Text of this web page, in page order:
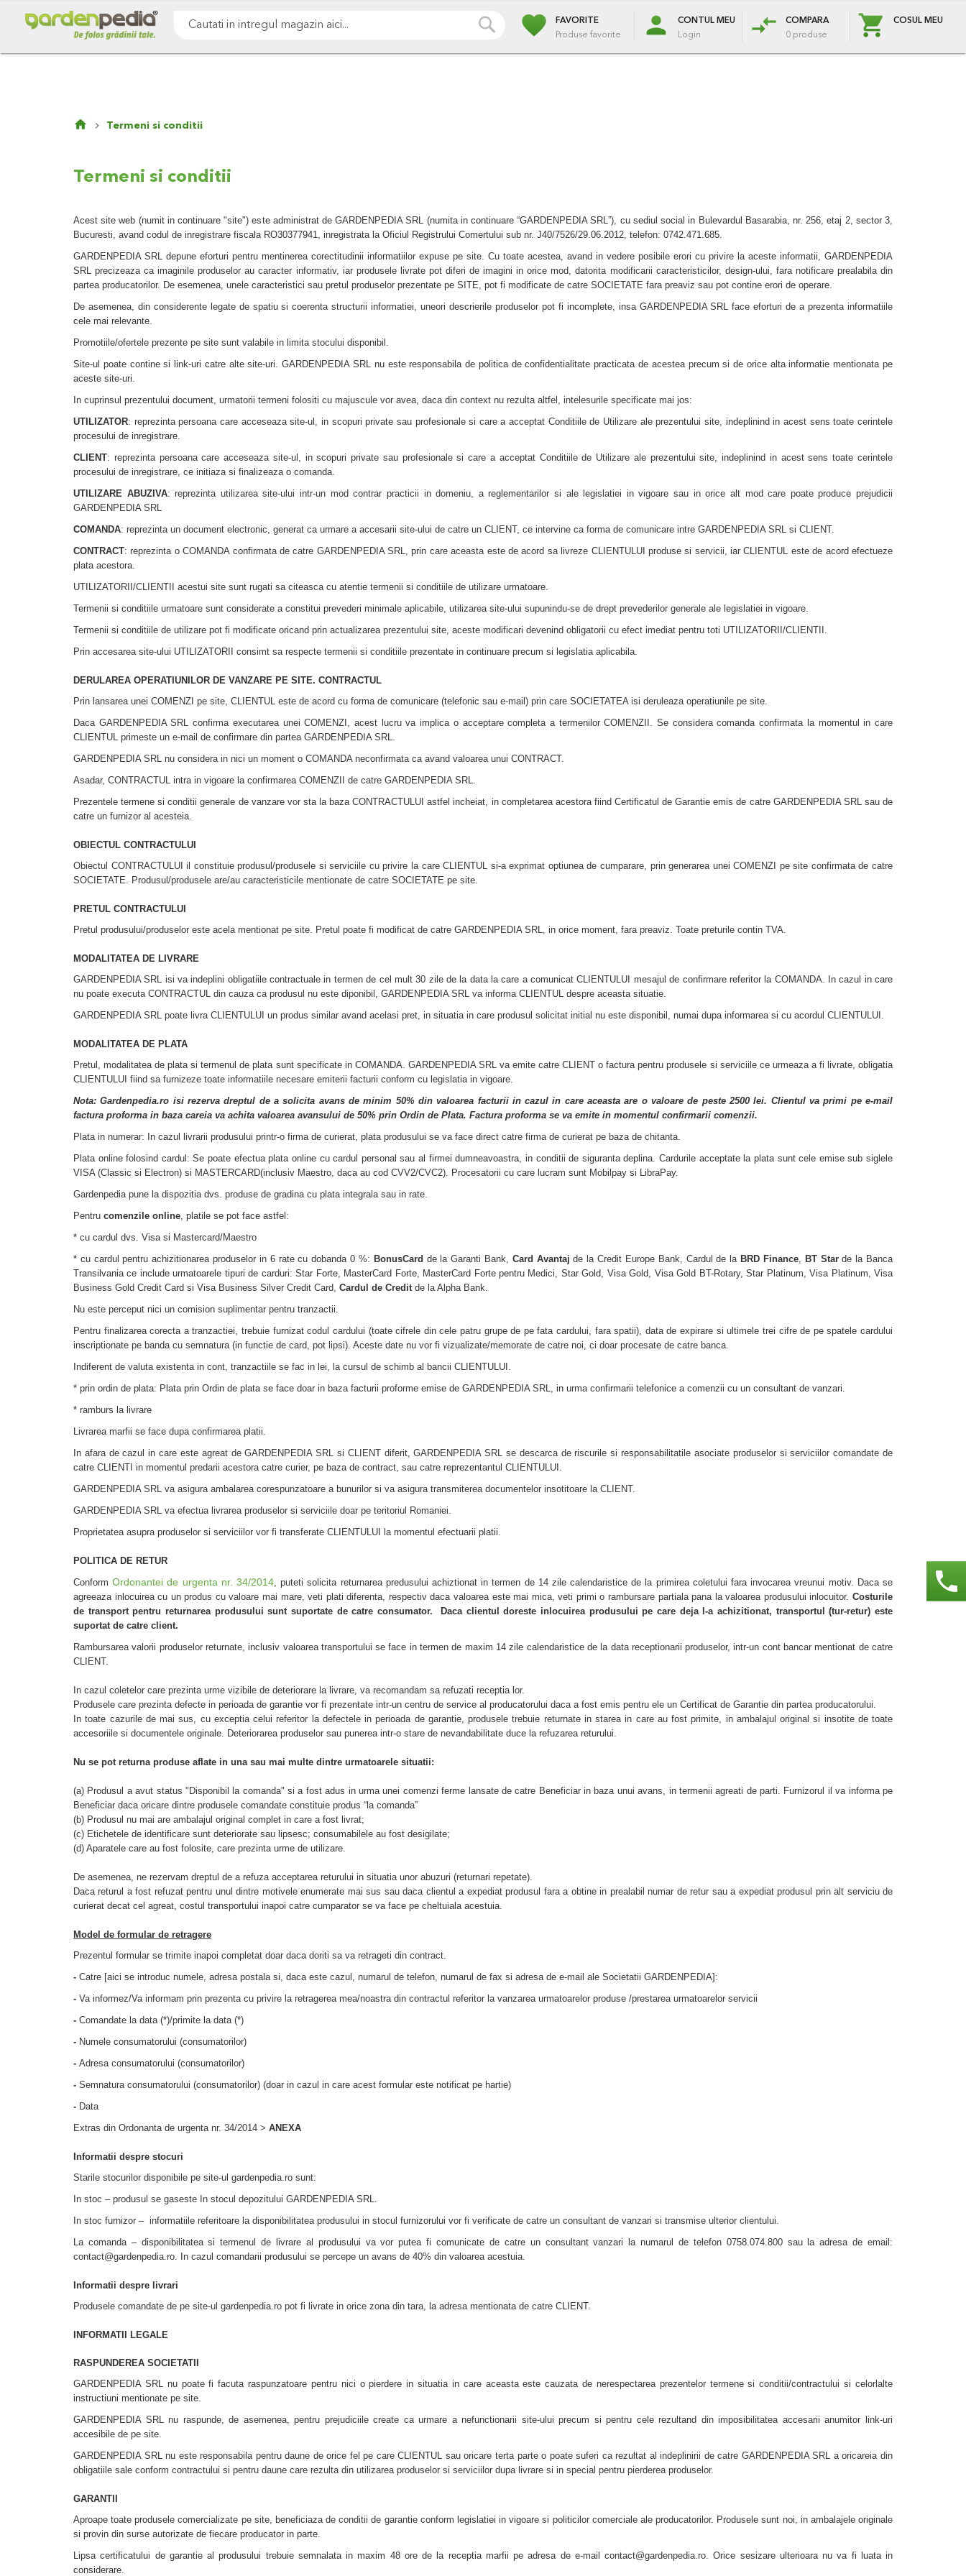
la
CAUTAfavorite
FAVORITE
Produse favorite
person
CONTUL MEU
Login
compare_arrows
COMPARA
0 produse
COSUL MEU
Cultivare sol Gazon & iarba Pomi & arbusti Iazuri Pulverizare Protectie plante Flori & plante Zapada
Termeni si conditii
Termeni si conditii
Acest site web (numit in continuare "site") este administrat de GARDENPEDIA SRL (numita in continuare “GARDENPEDIA SRL”), cu sediul social in Bulevardul Basarabia, nr. 256, etaj 2, sector 3,
Bucuresti, avand codul de inregistrare fiscala RO30377941, inregistrata la Oficiul Registrului Comertului sub nr. J40/7526/29.06.2012, telefon: 0742.471.685.
GARDENPEDIA SRL depune eforturi pentru mentinerea corectitudinii informatiilor expuse pe site. Cu toate acestea, avand in vedere posibile erori cu privire la aceste informatii, GARDENPEDIA
SRL precizeaza ca imaginile produselor au caracter informativ, iar produsele livrate pot diferi de imagini in orice mod, datorita modificarii caracteristicilor, design-ului, fara notificare prealabila din
partea producatorilor. De esemenea, unele caracteristici sau pretul produselor prezentate pe SITE, pot fi modificate de catre SOCIETATE fara preaviz sau pot contine erori de operare.
De asemenea, din considerente legate de spatiu si coerenta structurii informatiei, uneori descrierile produselor pot fi incomplete, insa GARDENPEDIA SRL face eforturi de a prezenta informatiile
cele mai relevante.
Promotiile/ofertele prezente pe site sunt valabile in limita stocului disponibil.
Site-ul poate contine si link-uri catre alte site-uri. GARDENPEDIA SRL nu este responsabila de politica de confidentialitate practicata de acestea precum si de orice alta informatie mentionata pe
aceste site-uri.
In cuprinsul prezentului document, urmatorii termeni folositi cu majuscule vor avea, daca din context nu rezulta altfel, intelesurile specificate mai jos:
UTILIZATOR: reprezinta persoana care acceseaza site-ul, in scopuri private sau profesionale si care a acceptat Conditiile de Utilizare ale prezentului site, indeplinind in acest sens toate cerintele
procesului de inregistrare.
CLIENT: reprezinta persoana care acceseaza site-ul, in scopuri private sau profesionale si care a acceptat Conditiile de Utilizare ale prezentului site, indeplinind in acest sens toate cerintele
procesului de inregistrare, ce initiaza si finalizeaza o comanda.
UTILIZARE ABUZIVA: reprezinta utilizarea site-ului intr-un mod contrar practicii in domeniu, a reglementarilor si ale legislatiei in vigoare sau in orice alt mod care poate produce prejudicii
GARDENPEDIA SRL
COMANDA: reprezinta un document electronic, generat ca urmare a accesarii site-ului de catre un CLIENT, ce intervine ca forma de comunicare intre GARDENPEDIA SRL si CLIENT.
CONTRACT: reprezinta o COMANDA confirmata de catre GARDENPEDIA SRL, prin care aceasta este de acord sa livreze CLIENTULUI produse si servicii, iar CLIENTUL este de acord efectueze
plata acestora.
UTILIZATORII/CLIENTII acestui site sunt rugati sa citeasca cu atentie termenii si conditiile de utilizare urmatoare.
Termenii si conditiile urmatoare sunt considerate a constitui prevederi minimale aplicabile, utilizarea site-ului supunindu-se de drept prevederilor generale ale legislatiei in vigoare.
Termenii si conditiile de utilizare pot fi modificate oricand prin actualizarea prezentului site, aceste modificari devenind obligatorii cu efect imediat pentru toti UTILIZATORII/CLIENTII.
Prin accesarea site-ului UTILIZATORII consimt sa respecte termenii si conditiile prezentate in continuare precum si legislatia aplicabila.
DERULAREA OPERATIUNILOR DE VANZARE PE SITE. CONTRACTUL
Prin lansarea unei COMENZI pe site, CLIENTUL este de acord cu forma de comunicare (telefonic sau e-mail) prin care SOCIETATEA isi deruleaza operatiunile pe site.
Daca GARDENPEDIA SRL confirma executarea unei COMENZI, acest lucru va implica o acceptare completa a termenilor COMENZII. Se considera comanda confirmata la momentul in care
CLIENTUL primeste un e-mail de confirmare din partea GARDENPEDIA SRL.
GARDENPEDIA SRL nu considera in nici un moment o COMANDA neconfirmata ca avand valoarea unui CONTRACT.
Asadar, CONTRACTUL intra in vigoare la confirmarea COMENZII de catre GARDENPEDIA SRL.
Prezentele termene si conditii generale de vanzare vor sta la baza CONTRACTULUI astfel incheiat, in completarea acestora fiind Certificatul de Garantie emis de catre GARDENPEDIA SRL sau de
catre un furnizor al acesteia.
OBIECTUL CONTRACTULUI
Obiectul CONTRACTULUI il constituie produsul/produsele si serviciile cu privire la care CLIENTUL si-a exprimat optiunea de cumparare, prin generarea unei COMENZI pe site confirmata de catre
SOCIETATE. Produsul/produsele are/au caracteristicile mentionate de catre SOCIETATE pe site.
PRETUL CONTRACTULUI
Pretul produsului/produselor este acela mentionat pe site. Pretul poate fi modificat de catre GARDENPEDIA SRL, in orice moment, fara preaviz. Toate preturile contin TVA.
MODALITATEA DE LIVRARE
GARDENPEDIA SRL isi va indeplini obligatiile contractuale in termen de cel mult 30 zile de la data la care a comunicat CLIENTULUI mesajul de confirmare referitor la COMANDA. In cazul in care
nu poate executa CONTRACTUL din cauza ca produsul nu este diponibil, GARDENPEDIA SRL va informa CLIENTUL despre aceasta situatie.
GARDENPEDIA SRL poate livra CLIENTULUI un produs similar avand acelasi pret, in situatia in care produsul solicitat initial nu este disponibil, numai dupa informarea si cu acordul CLIENTULUI.
MODALITATEA DE PLATA
Pretul, modalitatea de plata si termenul de plata sunt specificate in COMANDA. GARDENPEDIA SRL va emite catre CLIENT o factura pentru produsele si serviciile ce urmeaza a fi livrate, obligatia
CLIENTULUI fiind sa furnizeze toate informatiile necesare emiterii facturii conform cu legislatia in vigoare.
Nota: Gardenpedia.ro isi rezerva dreptul de a solicita avans de minim 50% din valoarea facturii in cazul in care aceasta are o valoare de peste 2500 lei. Clientul va primi pe e-mail
factura proforma in baza careia va achita valoarea avansului de 50% prin Ordin de Plata. Factura proforma se va emite in momentul confirmarii comenzii.
Plata in numerar: In cazul livrarii produsului printr-o firma de curierat, plata produsului se va face direct catre firma de curierat pe baza de chitanta.
Plata online folosind cardul: Se poate efectua plata online cu cardul personal sau al firmei dumneavoastra, in conditii de siguranta deplina. Cardurile acceptate la plata sunt cele emise sub siglele
VISA (Classic si Electron) si MASTERCARD(inclusiv Maestro, daca au cod CVV2/CVC2). Procesatorii cu care lucram sunt Mobilpay si LibraPay.
Gardenpedia pune la dispozitia dvs. produse de gradina cu plata integrala sau in rate.
Pentru comenzile online, platile se pot face astfel:
* cu cardul dvs. Visa si Mastercard/Maestro
* cu cardul pentru achizitionarea produselor in 6 rate cu dobanda 0 %: BonusCard de la Garanti Bank, Card Avantaj de la Credit Europe Bank, Cardul de la BRD Finance, BT Starde la Banca
Transilvania ce include urmatoarele tipuri de carduri: Star Forte, MasterCard Forte, MasterCard Forte pentru Medici, Star Gold, Visa Gold, Visa Gold BT-Rotary, Star Platinum, Visa Platinum, Visa
Business Gold Credit Card si Visa Business Silver Credit Card, Cardul de Creditde la Alpha Bank.
Nu este perceput nici un comision suplimentar pentru tranzactii.
Pentru finalizarea corecta a tranzactiei, trebuie furnizat codul cardului (toate cifrele din cele patru grupe de pe fata cardului, fara spatii), data de expirare si ultimele trei cifre de pe spatele cardului
inscriptionate pe banda cu semnatura (in functie de card, pot lipsi). Aceste date nu vor fi vizualizate/memorate de catre noi, ci doar procesate de catre banca.
Indiferent de valuta existenta in cont, tranzactiile se fac in lei, la cursul de schimb al bancii CLIENTULUI.
* prin ordin de plata: Plata prin Ordin de plata se face doar in baza facturii proforme emise de GARDENPEDIA SRL, in urma confirmarii telefonice a comenzii cu un consultant de vanzari.
* ramburs la livrare
Livrarea marfii se face dupa confirmarea platii.
In afara de cazul in care este agreat de GARDENPEDIA SRL si CLIENT diferit, GARDENPEDIA SRL se descarca de riscurile si responsabilitatile asociate produselor si serviciilor comandate de
catre CLIENTI in momentul predarii acestora catre curier, pe baza de contract, sau catre reprezentantul CLIENTULUI.
GARDENPEDIA SRL va asigura ambalarea corespunzatoare a bunurilor si va asigura transmiterea documentelor insotitoare la CLIENT.
GARDENPEDIA SRL va efectua livrarea produselor si serviciile doar pe teritoriul Romaniei.
Proprietatea asupra produselor si serviciilor vor fi transferate CLIENTULUI la momentul efectuarii platii.
POLITICA DE RETUR
ConformOrdonantei de urgenta nr. 34/2014, puteti solicita returnarea predusului achiztionat in termen de 14 zile calendaristice de la primirea coletului fara invocarea vreunui motiv. Daca se
agreeaza inlocuirea cu un produs cu valoare mai mare, veti plati diferenta, respectiv daca valoarea este mai mica, veti primi o rambursare partiala pana la valoarea produsului inlocuitor. Costurile
de transport pentru returnarea produsului sunt suportate de catre consumator. Daca clientul doreste inlocuirea produsului pe care deja l-a achizitionat, transportul (tur-retur) este
suportat de catre client.
Rambursarea valorii produselor returnate, inclusiv valoarea transportului se face in termen de maxim 14 zile calendaristice de la data receptionarii produselor, intr-un cont bancar mentionat de catre
CLIENT.
In cazul coletelor care prezinta urme vizibile de deteriorare la livrare, va recomandam sa refuzati receptia lor.
Produsele care prezinta defecte in perioada de garantie vor fi prezentate intr-un centru de service al producatorului daca a fost emis pentru ele un Certificat de Garantie din partea producatorului.
In toate cazurile de mai sus, cu exceptia celui referitor la defectele in perioada de garantie, produsele trebuie returnate in starea in care au fost primite, in ambalajul original si insotite de toate
accesoriile si documentele originale. Deteriorarea produselor sau punerea intr-o stare de nevandabilitate duce la refuzarea returului.
Nu se pot returna produse aflate in una sau mai multe dintre urmatoarele situatii:
(a) Produsul a avut status "Disponibil la comanda" si a fost adus in urma unei comenzi ferme lansate de catre Beneficiar in baza unui avans, in termenii agreati de parti. Furnizorul il va informa pe
Beneficiar daca oricare dintre produsele comandate constituie produs “la comanda”
(b) Produsul nu mai are ambalajul original complet in care a fost livrat;
(c) Etichetele de identificare sunt deteriorate sau lipsesc; consumabilele au fost desigilate;
(d) Aparatele care au fost folosite, care prezinta urme de utilizare.
De asemenea, ne rezervam dreptul de a refuza acceptarea returului in situatia unor abuzuri (returnari repetate).
Daca returul a fost refuzat pentru unul dintre motivele enumerate mai sus sau daca clientul a expediat produsul fara a obtine in prealabil numar de retur sau a expediat produsul prin alt serviciu de
curierat decat cel agreat, costul transportului inapoi catre cumparator se va face pe cheltuiala acestuia.
Model de formular de retragere
Prezentul formular se trimite inapoi completat doar daca doriti sa va retrageti din contract.
- Catre [aici se introduc numele, adresa postala si, daca este cazul, numarul de telefon, numarul de fax si adresa de e-mail ale Societatii GARDENPEDIA]:
- Va informez/Va informam prin prezenta cu privire la retragerea mea/noastra din contractul referitor la vanzarea urmatoarelor produse /prestarea urmatoarelor servicii
- Comandate la data (*)/primite la data (*)
- Numele consumatorului (consumatorilor)
- Adresa consumatorului (consumatorilor)
- Semnatura consumatorului (consumatorilor) (doar in cazul in care acest formular este notificat pe hartie)
- Data
Extras din Ordonanta de urgenta nr. 34/2014 > ANEXA
Informatii despre stocuri
Starile stocurilor disponibile pe site-ul gardenpedia.ro sunt:
In stoc – produsul se gaseste In stocul depozitului GARDENPEDIA SRL.
In stoc furnizor – informatiile referitoare la disponibilitatea produsului in stocul furnizorului vor fi verificate de catre un consultant de vanzari si transmise ulterior clientului.
La comanda – disponibilitatea si termenul de livrare al produsului va vor putea fi comunicate de catre un consultant vanzari la numarul de telefon 0758.074.800 sau la adresa de email:
contact@gardenpedia.ro. In cazul comandarii produsului se percepe un avans de 40% din valoarea acestuia.
Informatii despre livrari
Produsele comandate de pe site-ul gardenpedia.ro pot fi livrate in orice zona din tara, la adresa mentionata de catre CLIENT.
INFORMATII LEGALE
RASPUNDEREA SOCIETATII
GARDENPEDIA SRL nu poate fi facuta raspunzatoare pentru nici o pierdere in situatia in care aceasta este cauzata de nerespectarea prezentelor termene si conditii/contractului si celorlalte
instructiuni mentionate pe site.
GARDENPEDIA SRL nu raspunde, de asemenea, pentru prejudiciile create ca urmare a nefunctionarii site-ului precum si pentru cele rezultand din imposibilitatea accesarii anumitor link-uri
accesibile de pe site.
GARDENPEDIA SRL nu este responsabila pentru daune de orice fel pe care CLIENTUL sau oricare terta parte o poate suferi ca rezultat al indeplinirii de catre GARDENPEDIA SRL a oricareia din
obligatiile sale conform contractului si pentru daune care rezulta din utilizarea produselor si serviciilor dupa livrare si in special pentru pierderea produselor.
GARANTII
Aproape toate produsele comercializate pe site, beneficiaza de conditii de garantie conform legislatiei in vigoare si politicilor comerciale ale producatorilor. Produsele sunt noi, in ambalajele originale
si provin din surse autorizate de fiecare producator in parte.
Lipsa certificatului de garantie al produsului trebuie semnalata in maxim 48 ore de la receptia marfii pe adresa de e-mail contact@gardenpedia.ro. Orice sesizare ulterioara nu va fi luata in
considerare.
phone